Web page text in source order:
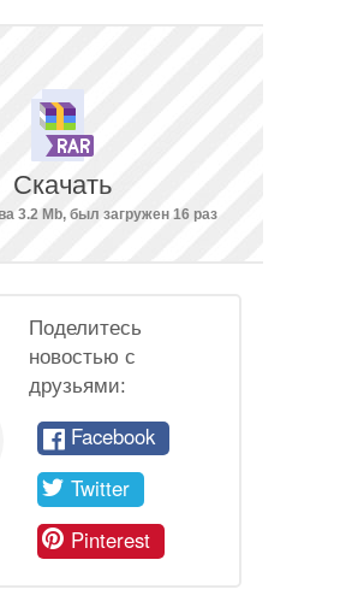
Скачать
3.2 Mb, был загружен 16 раз
Поделитесь
новостью с
друзьями:
Facebook
Twitter
Pinterest